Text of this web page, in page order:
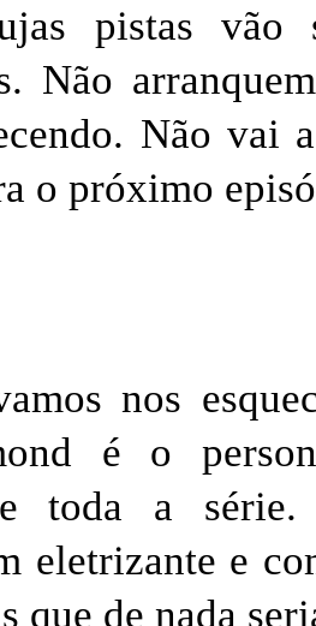
pistas vão
Não
Não vai
o próximo
nos
é o
toda a
eletrizante e
que de nada